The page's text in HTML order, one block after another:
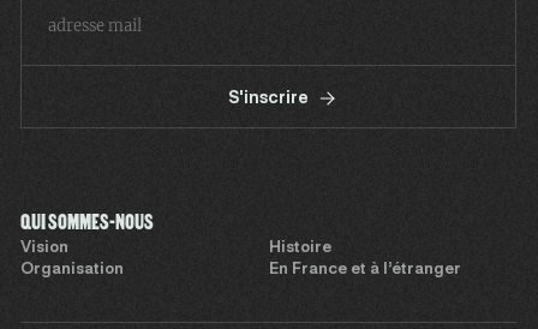
S'inscrire
QUI SOMMES-NOUS
Vision
Histoire
Organisation
En France et à l’étranger